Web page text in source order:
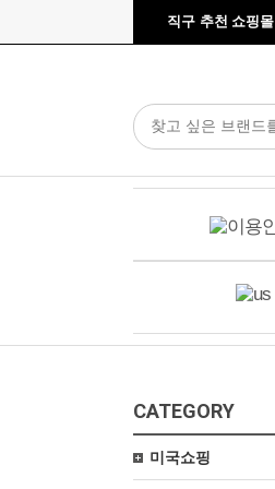
직구 추천 쇼핑몰
CATEGORY
미국쇼핑